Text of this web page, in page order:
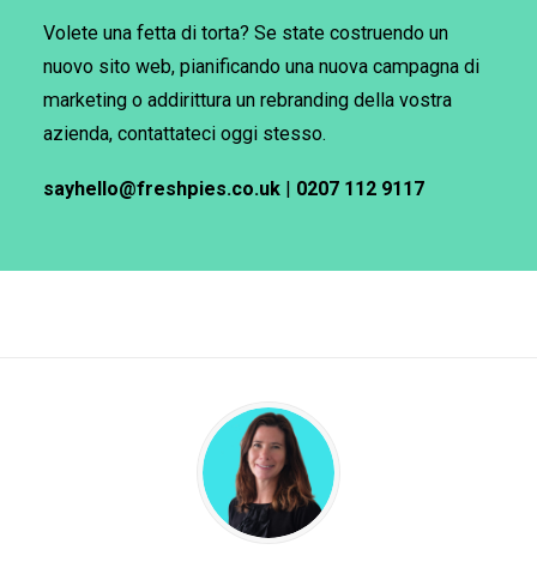
Volete una fetta di torta? Se state costruendo un
nuovo sito web, pianificando una nuova campagna di
marketing o addirittura un rebranding della vostra
azienda, contattateci oggi stesso.
sayhello@freshpies.co.uk | 0207 112 9117